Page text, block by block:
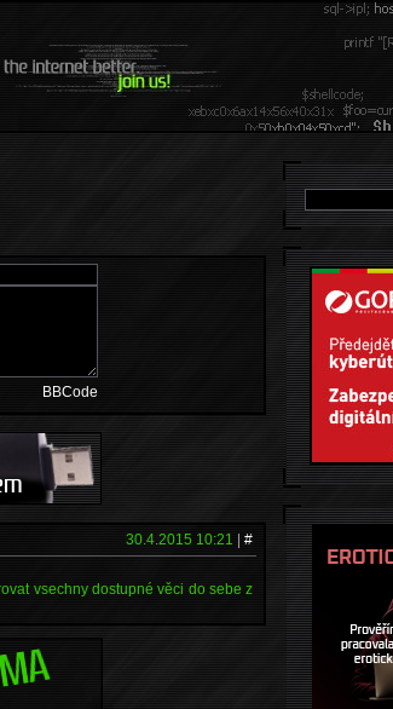
BBCode
30.4.2015 10:21 |#
vsechny dostupné věci do sebe z